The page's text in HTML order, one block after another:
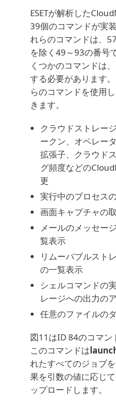
ESETが解析した
39個のコマンドが実
れらのコマンドは、
を除く49～93の番号
くつかのコマンドは
する必要があります
らのコマンドを使用
きます。
クラウドストレー
ークン、オペレー
拡張子、クラウド
グ頻度などの
更
実行中のプロセス
画面キャプチャの
メールのメッセー
覧表示
リムーバブルスト
の一覧表示
シェルコマンドの
レージへの出力の
任意のファイルの
図11はID 84のコマン
このコマンドは
れたすべてのジョブ
果を引数の値に応じ
ップロードします。